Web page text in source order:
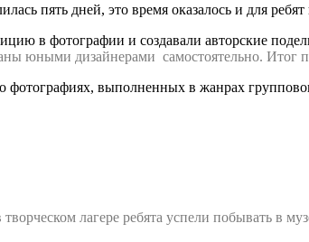
пять дней, это время оказалось и для
в фотографии и создавали авторские
юными дизайнерами самостоятельно. Итог
фотографиях, выполненных в жанрах
творческом лагере ребята успели побывать